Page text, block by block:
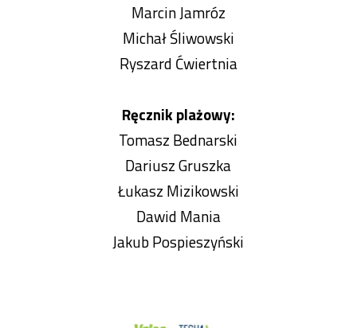
Marcin Jamróz
Michał Śliwowski
Ryszard Ćwiertnia
Ręcznik plażowy:
Tomasz Bednarski
Dariusz Gruszka
Łukasz Mizikowski
Dawid Mania
Jakub Pospieszyński